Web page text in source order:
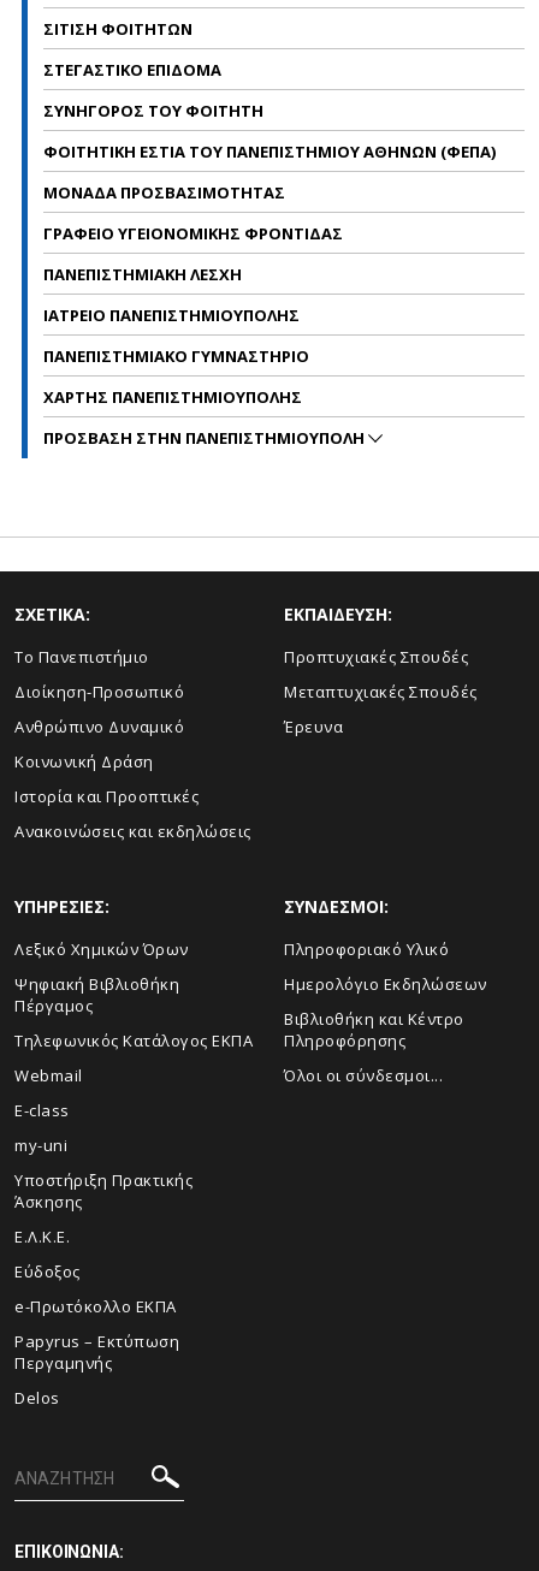
ΣΙΤΙΣΗ ΦΟΙΤΗΤΩΝ
ΣΤΕΓΑΣΤΙΚΟ ΕΠΙΔΟΜΑ
ΣΥΝΗΓΟΡΟΣ ΤΟΥ ΦΟΙΤΗΤΗ
ΦΟΙΤΗΤΙΚΗ ΕΣΤΙΑ ΤΟΥ ΠΑΝΕΠΙΣΤΗΜΙΟΥ ΑΘΗΝΩΝ (ΦΕΠΑ)
ΜΟΝΑΔΑ ΠΡΟΣΒΑΣΙΜΟΤΗΤΑΣ
ΓΡΑΦΕΙΟ ΥΓΕΙΟΝΟΜΙΚΗΣ ΦΡΟΝΤΙΔΑΣ
ΠΑΝΕΠΙΣΤΗΜΙΑΚΗ ΛΕΣΧΗ
ΙΑΤΡΕΙΟ ΠΑΝΕΠΙΣΤΗΜΙΟΥΠΟΛΗΣ
ΠΑΝΕΠΙΣΤΗΜΙΑΚΟ ΓΥΜΝΑΣΤΗΡΙΟ
ΧΑΡΤΗΣ ΠΑΝΕΠΙΣΤΗΜΙΟΥΠΟΛΗΣ
ΠΡΟΣΒΑΣΗ ΣΤΗΝ ΠΑΝΕΠΙΣΤΗΜΙΟΥΠΟΛΗ
ΣΧΕΤΙΚΑ:
Το Πανεπιστήμιο
Διοίκηση-Προσωπικό
Ανθρώπινο Δυναμικό
Κοινωνική Δράση
Ιστορία και Προοπτικές
Ανακοινώσεις και εκδηλώσεις
ΕΚΠΑΙΔΕΥΣΗ:
Προπτυχιακές Σπουδές
Μεταπτυχιακές Σπουδές
Έρευνα
ΥΠΗΡΕΣΙΕΣ:
Λεξικό Χημικών Όρων
Ψηφιακή Βιβλιοθήκη
Πέργαμος
Τηλεφωνικός Κατάλογος ΕΚΠΑ
Webmail
E-class
my-uni
Υποστήριξη Πρακτικής
Άσκησης
Ε.Λ.Κ.Ε.
Εύδοξος
e-Πρωτόκολλο ΕΚΠΑ
Papyrus – Εκτύπωση
Περγαμηνής
Delos
ΣΥΝΔΕΣΜΟΙ:
Πληροφοριακό Υλικό
Ημερολόγιο Εκδηλώσεων
Βιβλιοθήκη και Κέντρο
Πληροφόρησης
Όλοι οι σύνδεσμοι...
ΕΠΙΚΟΙΝΩΝΙΑ: